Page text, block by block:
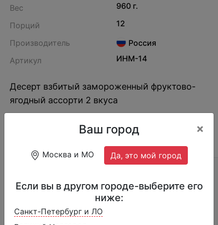
Ваш город ×
Москва и МО Да, это мой город
Если вы в другом городе-выберите его
ниже:
Санкт-Петербург и ЛО
Вес
960 г.
Порций
12
Производитель
Россия
Артикул
ИНМ-14
Десерт взбитый замороженный фруктово-
ягодный ассорти 2 вкуса
ОТЗЫВЫ (15) СОСТАВ
Яблоко
Вишня